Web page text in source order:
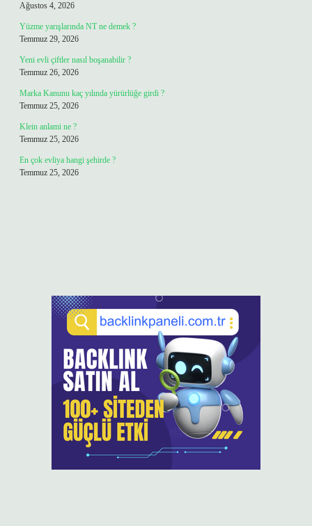
Ağustos 4, 2026
Yüzme yarışlarında NT ne demek ?
Temmuz 29, 2026
Yeni evli çiftler nasıl boşanabilir ?
Temmuz 26, 2026
Marka Kanunu kaç yılında yürürlüğe girdi ?
Temmuz 25, 2026
Klein anlami ne ?
Temmuz 25, 2026
En çok evliya hangi şehirde ?
Temmuz 25, 2026